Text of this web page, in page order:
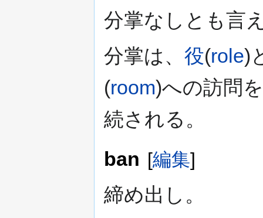
分掌なしとも言
分掌は、 役(role)
(room)への訪問
続される。
ban [編集]
締め出し。